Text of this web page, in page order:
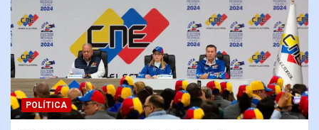
POLÍTICA